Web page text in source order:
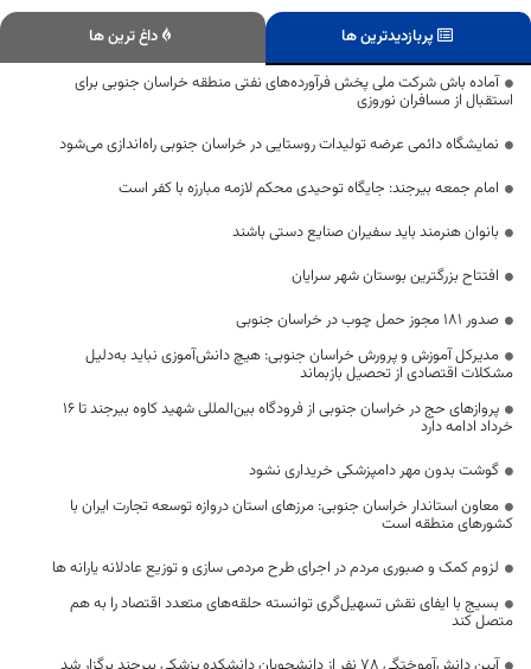
پربازدیدترین ها
داغ ترین ها
آماده باش شرکت ملی پخش فرآورده‌های نفتی منطقه خراسان جنوبی برای
استقبال از مسافران نوروزی
نمایشگاه دائمی عرضه تولیدات روستایی در خراسان جنوبی راه‌اندازی می‌شود
امام جمعه بیرجند: جایگاه توحیدی محکم لازمه مبارزه با کفر است
بانوان هنرمند باید سفیران صنایع دستی باشند
افتتاح بزرگترین بوستان شهر سرایان
صدور ۱۸۱ مجوز حمل چوب در خراسان جنوبی
مدیرکل آموزش و پرورش خراسان جنوبی: هیچ دانش‌آموزی نباید به‌دلیل
مشکلات اقتصادی از تحصیل بازبماند
پروازهای حج در خراسان جنوبی از فرودگاه بین‌المللی شهید کاوه بیرجند تا ۱۶
خرداد ادامه دارد
گوشت بدون مهر دامپزشکی خریداری نشود
معاون استاندار خراسان جنوبی: مرزهای استان دروازه توسعه تجارت ایران با
کشورهای منطقه است
لزوم کمک و صبوری مردم در اجرای طرح مردمی سازی و توزیع عادلانه یارانه ها
بسیج با ایفای نقش تسهیل‌گری توانسته حلقه‌های متعدد اقتصاد را به هم
متصل کند